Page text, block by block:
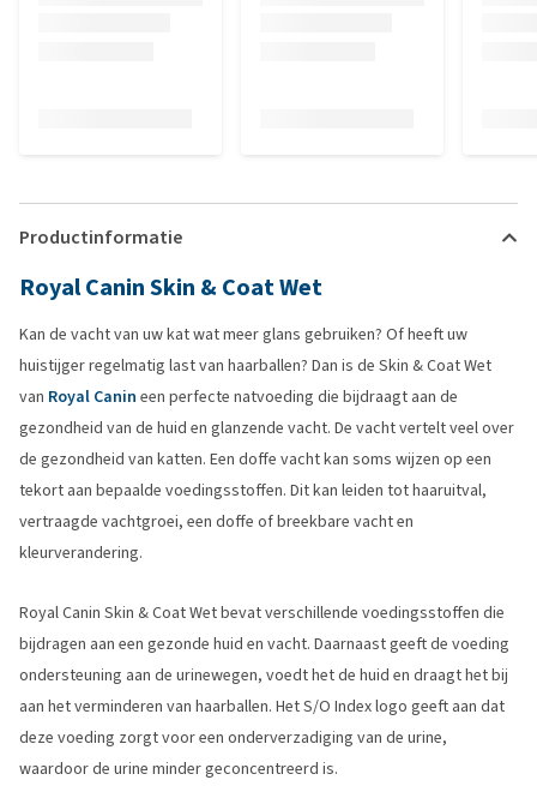
Productinformatie
Royal Canin Skin & Coat Wet
Kan de vacht van uw kat wat meer glans gebruiken? Of heeft uw
huistijger regelmatig last van haarballen? Dan is de Skin & Coat Wet
van Royal Canin een perfecte natvoeding die bijdraagt aan de
gezondheid van de huid en glanzende vacht. De vacht vertelt veel over
de gezondheid van katten. Een doffe vacht kan soms wijzen op een
tekort aan bepaalde voedingsstoffen. Dit kan leiden tot haaruitval,
vertraagde vachtgroei, een doffe of breekbare vacht en
kleurverandering.
Royal Canin Skin & Coat Wet bevat verschillende voedingsstoffen die
bijdragen aan een gezonde huid en vacht. Daarnaast geeft de voeding
ondersteuning aan de urinewegen, voedt het de huid en draagt het bij
aan het verminderen van haarballen. Het S/O Index logo geeft aan dat
deze voeding zorgt voor een onderverzadiging van de urine,
waardoor de urine minder geconcentreerd is.